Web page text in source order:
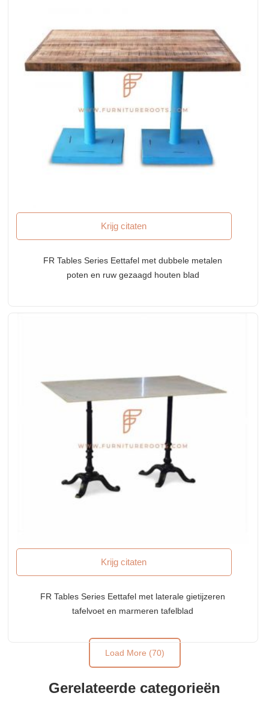
Krijg citaten
FR Tables Series Eettafel met dubbele metalen
poten en ruw gezaagd houten blad
Krijg citaten
FR Tables Series Eettafel met laterale gietijzeren
tafelvoet en marmeren tafelblad
Load More (70)
Gerelateerde categorieën